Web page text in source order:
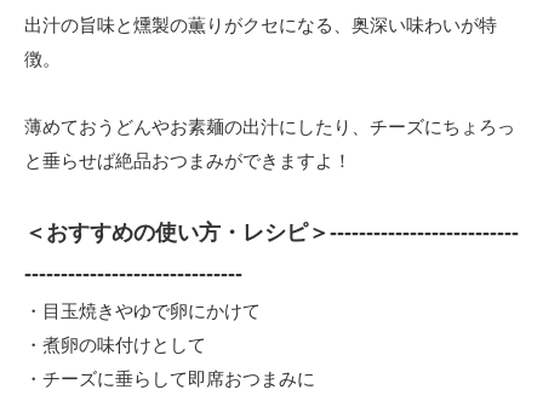
出汁の旨味と燻製の薫りがクセになる、奥深い味わいが特
徴。
薄めておうどんやお素麺の出汁にしたり、チーズにちょろっ
と垂らせば絶品おつまみができますよ！
＜おすすめの使い方・レシピ＞--------------------------
------------------------------
・目玉焼きやゆで卵にかけて
・煮卵の味付けとして
・チーズに垂らして即席おつまみに